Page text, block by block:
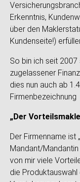
Erkenntnis,
über den
Kundenseite!)
So bin ich seit 2007
zugelassener
dies nun auch ab
Firmenbezeichnung
„Der
Der Firmenname ist
Mandant/
von mir viele
die Produktauswahl